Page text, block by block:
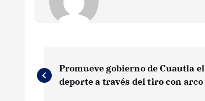
a
Promueve gobierno de Cuautla el
deporte a través del tiro con arco